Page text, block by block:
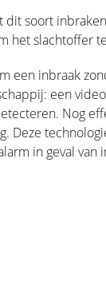
soort
het slachtoffer
een inbraak
een
Nog
Deze
in geval van